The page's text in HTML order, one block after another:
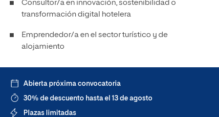
Consultor/a en innovación, sostenibilidad o
transformación digital hotelera
Emprendedor/a en el sector turístico y de
alojamiento
Abierta próxima convocatoria
30% de descuento hasta el 13 de agosto
Plazas limitadas